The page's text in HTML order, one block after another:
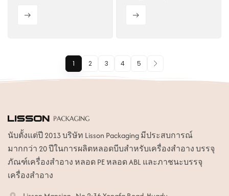
แบบเปิด-ปิด
1 2 3 4 5
นับตั้งแต่ปี 2013 บริษัท Lisson Packaging มีประสบการณ์
มากกว่า 20 ปีในการผลิตหลอดบีบสำหรับเครื่องสำอาง บรรจุ
ภัณฑ์เครื่องสำอาง หลอด PE หลอด ABL และภาชนะบรรจุ
เครื่องสำอาง